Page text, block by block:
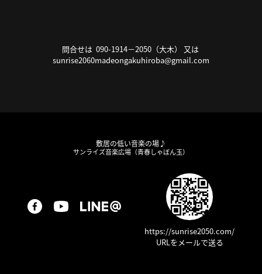
問合せは 090-1914－2050（大木） 又は
sunrise2060madeongakuhiroba@gmail.com
敷居の低い音楽の場♪
サンライズ音楽広場（青春しゃぼん玉）
https://sunrise2050.com/
URLをメールで送る